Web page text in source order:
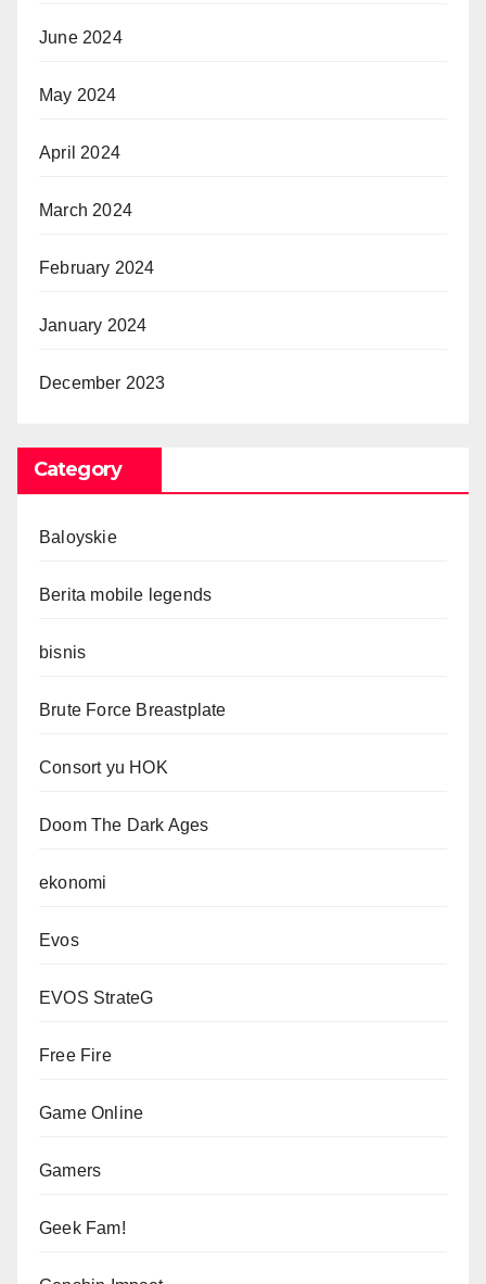
June 2024
May 2024
April 2024
March 2024
February 2024
January 2024
December 2023
Category
Baloyskie
Berita mobile legends
bisnis
Brute Force Breastplate
Consort yu HOK
Doom The Dark Ages
ekonomi
Evos
EVOS StrateG
Free Fire
Game Online
Gamers
Geek Fam!